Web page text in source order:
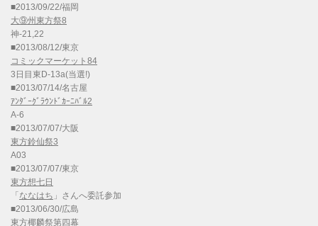
■2013/09/22/福岡
大⑨州東方祭8
神-21,22
■2013/08/12/東京
コミックマーケット84
3日目東D-13a(当選!)
■2013/07/14/名古屋
ｱﾝﾀﾞｰｸﾞﾗｳﾝﾄﾞｶｰﾆﾊﾞﾙ2
A-6
■2013/07/07/大阪
東方鈴仙祭3
A03
■2013/07/07/東京
東方想七日
「 ななはち 」さんへ委託参加
■2013/06/30/広島
東方椰麟祭第四幕